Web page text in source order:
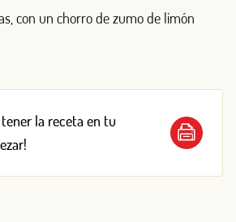
con un chorro de zumo de limón
la receta en tu